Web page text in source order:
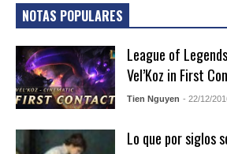
NOTAS POPULARES
League of
Vel’Koz in First
Tien Nguyen - 22/12/
Lo que por siglos